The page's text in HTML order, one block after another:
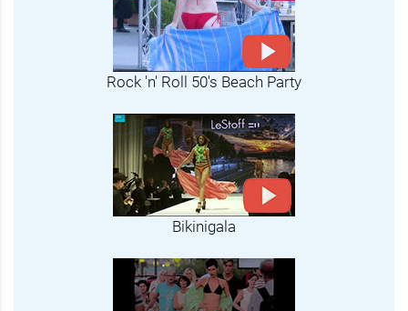
Rock 'n' Roll 50's Beach Party
Bikinigala